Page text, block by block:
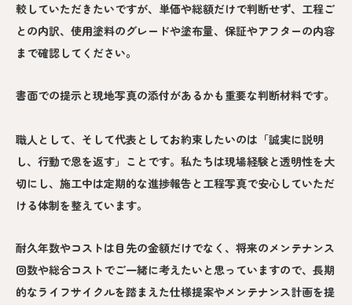
較していただきたいですが、単価や総額だけで判断せず、工程ご
との内訳、使用塗料のグレードや塗布量、保証やアフターの内容
まで確認してください。
書面での提示と現地写真の添付があるかも重要な判断材料です。
職人として、そして代表としてお約束したいのは「誠実に説明
し、行動で恩を返す」ことです。私たちは現場経験と透明性を大
切にし、施工中は定期的な進捗報告と工程写真で安心していただ
ける体制を整えています。
耐久年数やコストは目先の金額だけでなく、将来のメンテナンス
回数や総合コストでご一緒に考えたいと思っていますので、長期
的なライフサイクルを踏まえた仕様提案やメンテナンス計画を提